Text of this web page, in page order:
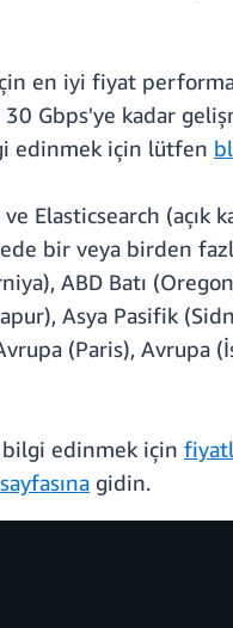
en iyi fiyat
Gbps'ye kadar
edinmek için lütfen
Elasticsearch (açık
bir veya birden
ABD Batı
Asya Pasifik
(Paris), Avrupa
bilgi edinmek için
gidin.